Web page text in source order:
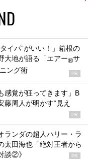
イパ”がいい！」箱根の
大地が語る「エアー®サ
ング術 PR
感覚が狂ってきます」B
藤周人が明かす“見え
PR
ランダの超人ハリー・ラ
太田海也「絶対王者から
談②》
PR